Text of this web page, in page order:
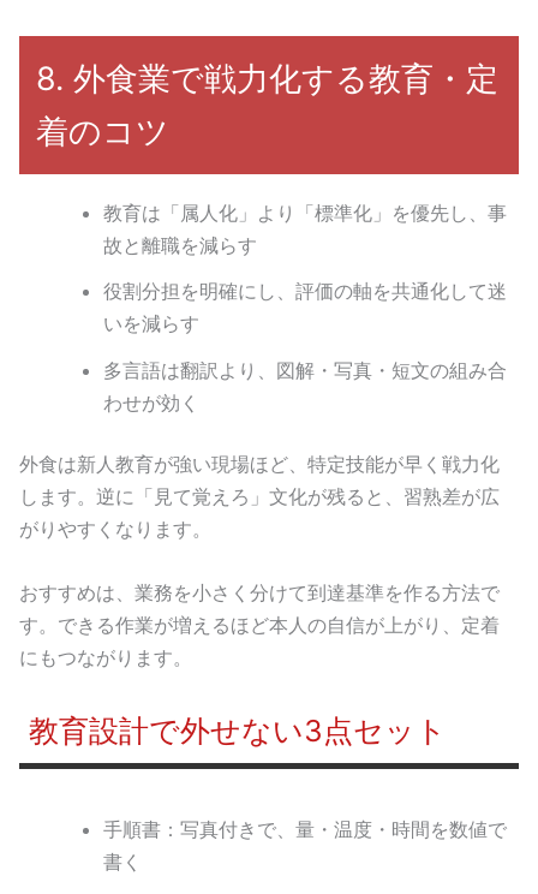
8. 外食業で戦力化する教育・定
着のコツ
教育は「属人化」より「標準化」を優先し、事
故と離職を減らす
役割分担を明確にし、評価の軸を共通化して迷
いを減らす
多言語は翻訳より、図解・写真・短文の組み合
わせが効く
外食は新人教育が強い現場ほど、特定技能が早く戦力化
します。逆に「見て覚えろ」文化が残ると、習熟差が広
がりやすくなります。
おすすめは、業務を小さく分けて到達基準を作る方法で
す。できる作業が増えるほど本人の自信が上がり、定着
にもつながります。
教育設計で外せない3点セット
手順書：写真付きで、量・温度・時間を数値で
書く